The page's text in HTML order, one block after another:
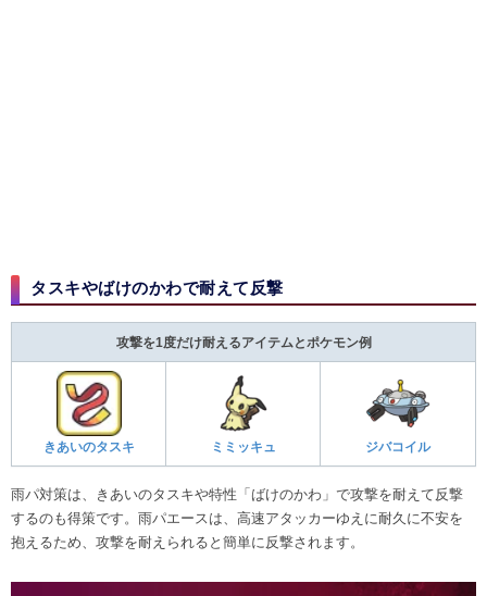
タスキやばけのかわで耐えて反撃
攻撃を1度だけ耐えるアイテムとポケモン例
きあいのタスキ ミミッキュ ジバコイル
雨パ対策は、きあいのタスキや特性「ばけのかわ」で攻撃を耐えて反撃
するのも得策です。雨パエースは、高速アタッカーゆえに耐久に不安を
抱えるため、攻撃を耐えられると簡単に反撃されます。